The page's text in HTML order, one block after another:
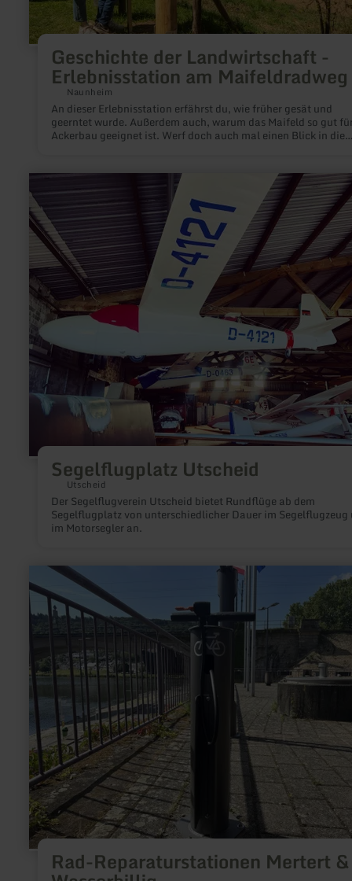
Geschichte der Landwirtschaft -
Erlebnisstation am Maifeldradweg
Naunheim
An dieser Erlebnisstation erfährst du, wie früher gesät und
geerntet wurde. Außerdem auch, warum das Maifeld so gut
Ackerbau geeignet ist. Werf doch auch mal einen Blick in die
Segelflugplatz Utscheid
Utscheid
Der Segelflugverein Utscheid bietet Rundflüge ab dem
Segelflugplatz von unterschiedlicher Dauer im Segelflugzeug
im Motorsegler an.
erfahren
zu:
Segelflugplatz
Utscheid
Rad-Reparaturstationen Mertert &
mehr
erfahren
zu:
Rad-
Reparaturstationen
Wasserbillig